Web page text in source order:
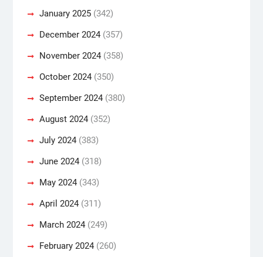
January 2025(342)
December 2024(357)
November 2024(358)
October 2024(350)
September 2024(380)
August 2024(352)
July 2024(383)
June 2024(318)
May 2024(343)
April 2024(311)
March 2024(249)
February 2024(260)